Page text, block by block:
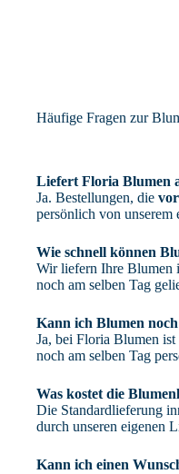
Häufige Fragen zur
Liefert Floria Blumen
Ja. Bestellungen, die
persönlich von unserem
Wie schnell können
Wir liefern Ihre Blumen
noch am selben Tag
Kann ich Blumen noch
Ja, bei Floria Blumen
noch am selben Tag
Was kostet die
Die Standardlieferung
durch unseren eigenen
Kann ich einen